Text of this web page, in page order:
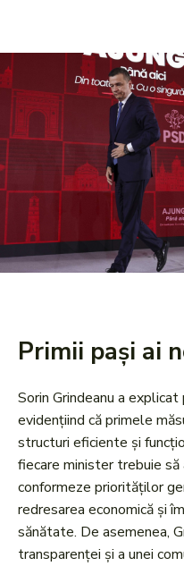
Primii pași ai
Sorin Grindeanu a
evidențiind că primele
structuri eficiente și
fiecare minister trebuie
conformeze priorităților
redresarea economică și
sănătate. De asemenea,
transparenței și a unei